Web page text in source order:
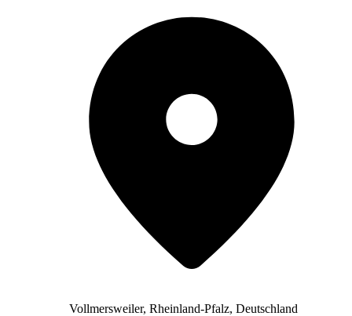
Vollmersweiler, Rheinland-Pfalz, Deutschland